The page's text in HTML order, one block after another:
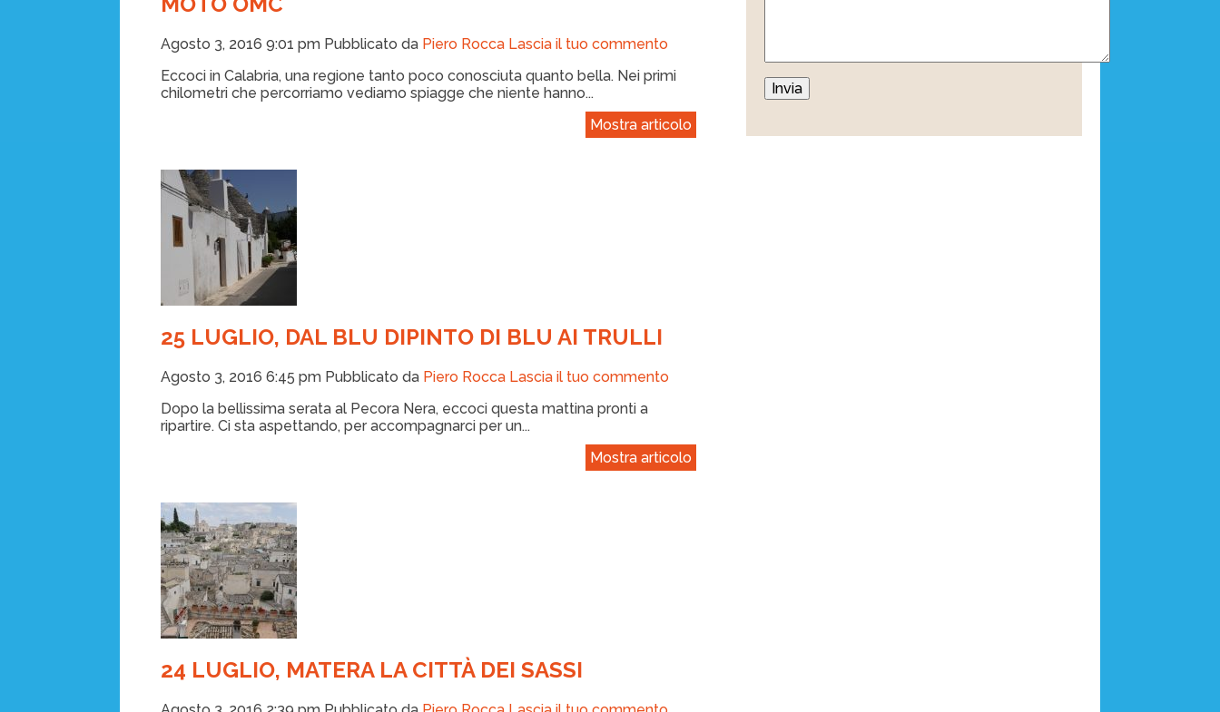
Agosto 3, 2016 9:01 pm Pubblicato da Piero Rocca Lascia il tuo commento
Eccoci in Calabria, una regione tanto poco conosciuta quanto bella. Nei primi
chilometri che percorriamo vediamo spiagge che niente hanno...
Mostra articolo
25 LUGLIO, DAL BLU DIPINTO DI BLU AI TRULLI
Agosto 3, 2016 6:45 pm Pubblicato da Piero Rocca Lascia il tuo commento
Dopo la bellissima serata al Pecora Nera, eccoci questa mattina pronti a
ripartire. Ci sta aspettando, per accompagnarci per un...
Mostra articolo
24 LUGLIO, MATERA LA CITTÀ DEI SASSI